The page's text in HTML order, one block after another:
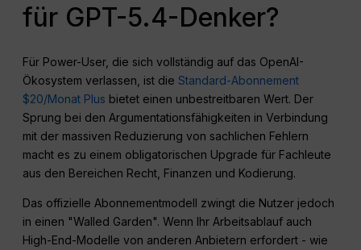
für GPT-5.4-Denker?
Für Power-User, die sich vollständig auf das OpenAI-
Ökosystem verlassen, ist dieStandard-Abonnement
$20/Monat Plus bietet einen unbestreitbaren Wert. Der
Sprung bei den Argumentationsfähigkeiten in Verbindung
mit der massiven Reduzierung von sachlichen Fehlern
macht es zu einem obligatorischen Upgrade für Fachleute
aus den Bereichen Recht, Finanzen und Kodierung.
Das offizielle Abonnementmodell zwingt die Nutzer jedoch
in einen "Walled Garden". Wenn Ihr Arbeitsablauf auch
High-End-Modelle von anderen Anbietern erfordert - wie